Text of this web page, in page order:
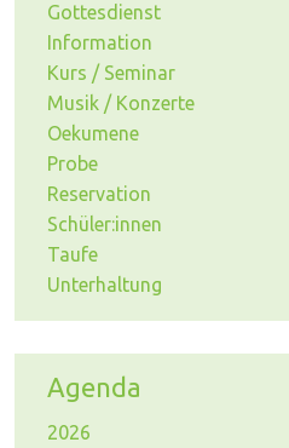
Gottesdienst
Information
Kurs / Seminar
Musik / Konzerte
Oekumene
Probe
Reservation
Schüler:innen
Taufe
Unterhaltung
Agenda
2026